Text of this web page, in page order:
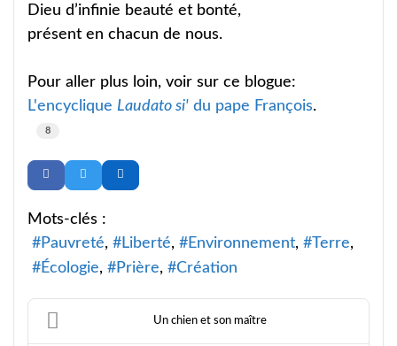
Dieu d’infinie beauté et bonté,
présent en chacun de nous.
Pour aller plus loin, voir sur ce blogue:
L'encyclique Laudato si' du pape François.
8
Mots-clés :
Pauvreté
Liberté Environnement
Terre
Écologie
Prière Création
Un chien et son maître